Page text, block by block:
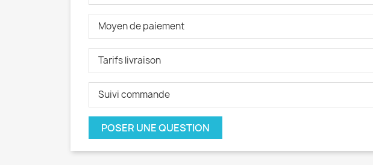
Moyen de paiement
Tarifs livraison
Suivi commande
POSER UNE QUESTION